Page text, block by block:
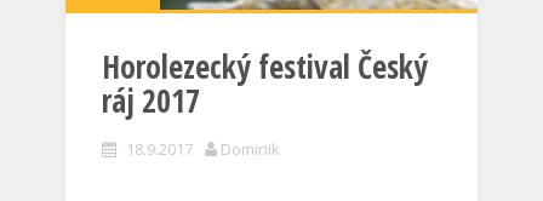
Horolezecký festival Český
ráj 2017
18.9.2017 Dominik